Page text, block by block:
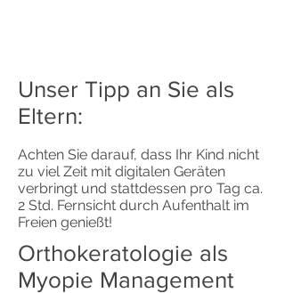
Unser Tipp an Sie als
Eltern:
Achten Sie darauf, dass Ihr Kind nicht
zu viel Zeit mit digitalen Geräten
verbringt und stattdessen pro Tag ca.
2 Std. Fernsicht durch Aufenthalt im
Freien genießt!
Orthokeratologie als
Myopie Management